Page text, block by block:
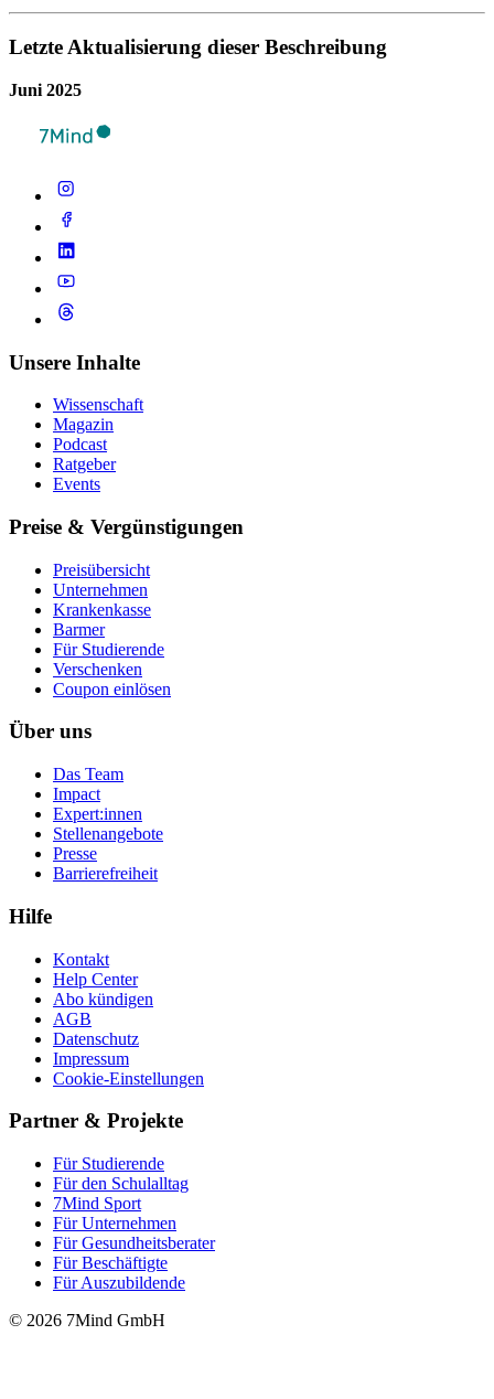
Letzte Aktualisierung dieser Beschreibung
Juni 2025
Unsere Inhalte
Wissenschaft
Magazin
Podcast
Ratgeber
Events
Preise & Vergünstigungen
Preisübersicht
Unternehmen
Krankenkasse
Barmer
Für Studierende
Ver­schen­ken
Coupon einlösen
Über uns
Das Team
Impact
Expert:innen
Stellenangebote
Presse
Barrierefreiheit
Hilfe
Kontakt
Help Center
Abo kündigen
AGB
Datenschutz
Impressum
Cookie-Einstellungen
Partner & Projekte
Für Stu­die­rende
Für den Schulalltag
7Mind Sport
Für Unter­neh­men
Für Gesund­heits­be­ra­ter
Für Beschäftigte
Für Auszubildende
© 2026 7Mind GmbH